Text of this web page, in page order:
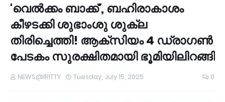
'വെല്‍ക്കം ബാക്ക്', ബഹിരാകാശം
കീഴടക്കി ശുഭാംശു ശുക്ല
തിരിച്ചെത്തി! ആക്സിയം 4 ഡ്രാഗണ്‍
പേടകം സുരക്ഷിതമായി ഭൂമിയിലിറങ്ങി
NEWS@IRITTY Tuesday, July 15, 2025 0